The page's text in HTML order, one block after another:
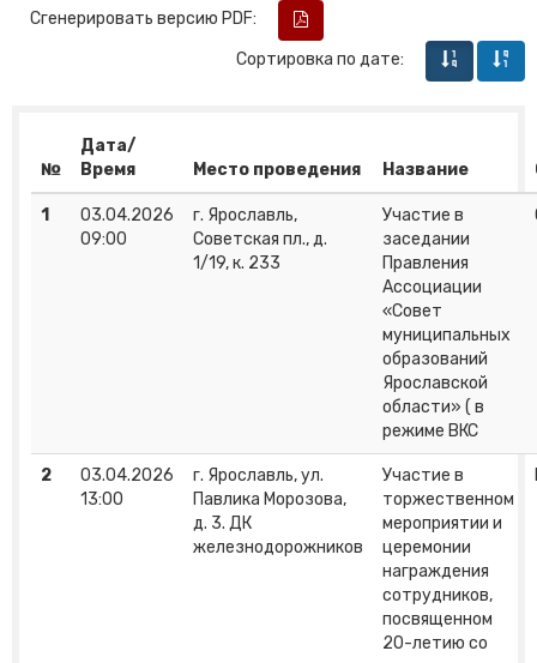
Сгенерировать версию PDF:
Сортировка по дате:
№
Дата/
Время
Место проведения Название
1
03.04.2026
09:00
г. Ярославль,
Советская пл., д.
1/19, к. 233
Участие в
заседании
Правления
Ассоциации
«Совет
муниципальных
образований
Ярославской
области» ( в
режиме ВКС
2
03.04.2026
13:00
г. Ярославль, ул.
Павлика Морозова,
д. 3. ДК
железнодорожников
Участие в
торжественном
мероприятии и
церемонии
награждения
сотрудников,
посвященном
20-летию со